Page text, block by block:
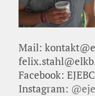
Mail:
Facebook: EJEBC
Instagram: